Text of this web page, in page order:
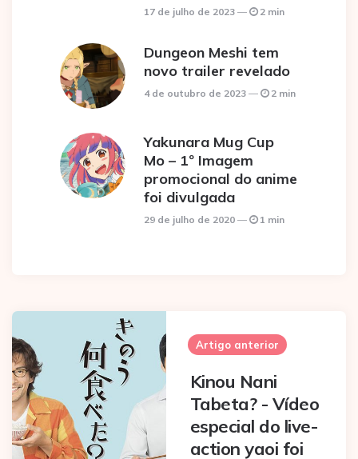
17 de julho de 2023 2 min
Dungeon Meshi tem
novo trailer revelado
4 de outubro de 2023 2 min
Yakunara Mug Cup
Mo – 1º Imagem
promocional do anime
foi divulgada
29 de julho de 2020 1 min
Post
navigation
Artigo anterior
Kinou Nani
Tabeta? - Vídeo
especial do live-
action yaoi foi